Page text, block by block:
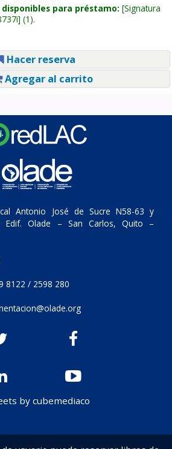
para préstamo: Signatura
(1).
Hacer reserva
Agregar al carrito
Antonio José de Sucre N58-63 y
Edif. Olade – San Carlos, Quito –
8122 / 2598 280
by cubemediaco